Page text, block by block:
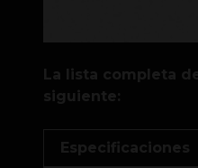
La lista completa
siguiente:
Especificaciones